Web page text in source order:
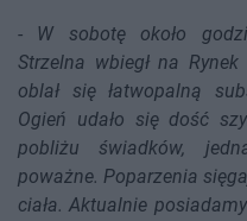
- W sobotę około
Strzelna wbiegł na
oblał się łatwopalną
Ogień udało się dość
pobliżu świadków,
poważne. Poparzenia
ciała. Aktualnie